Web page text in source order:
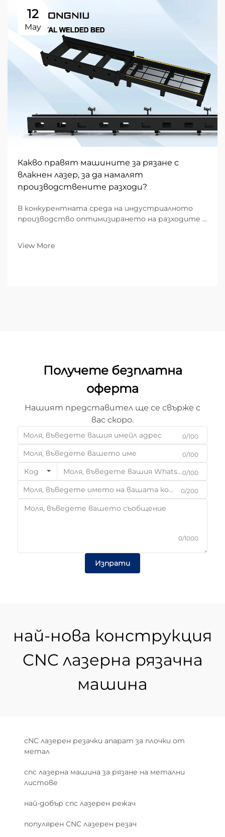
12
May
Какво правят машините за рязане с
влакнен лазер, за да намалят
производствените разходи?
В конкурентната среда на индустриалното
производство оптимизирането на разходите е
специализирани в метална обработка,
View More
Получете безплатна
оферта
Нашият представител ще се свърже с
вас скоро.
0/100
0/100
Код 0/100
0/200
0/1000
Изпрати
най-нова конструкция
CNC лазерна рязачна
машина
cNC лазерен резачки апарат за плочки от
метал
cnc лазерна машина за рязане на метални
листове
най-добър cnc лазерен режач
популярен CNC лазерен резач